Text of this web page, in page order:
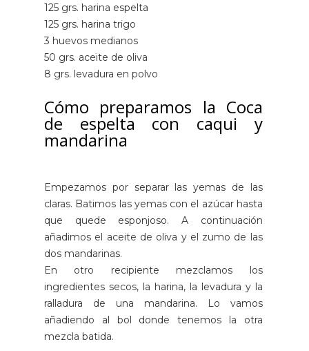
125 grs. harina espelta
125 grs. harina trigo
3 huevos medianos
50 grs. aceite de oliva
8 grs. levadura en polvo
Cómo preparamos la Coca
de espelta con caqui y
mandarina
Empezamos por separar las yemas de las
claras. Batimos las yemas con el azúcar hasta
que quede esponjoso. A continuación
añadimos el aceite de oliva y el zumo de las
dos mandarinas.
En otro recipiente mezclamos los
ingredientes secos, la harina, la levadura y la
ralladura de una mandarina. Lo vamos
añadiendo al bol donde tenemos la otra
mezcla batida.